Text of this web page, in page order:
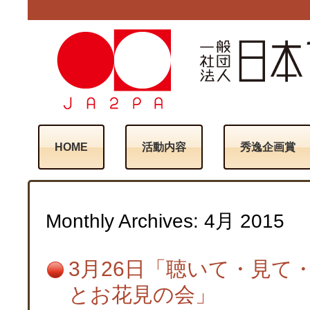
HOME 活動内容 秀逸企画賞
Monthly Archives: 4月 2015
3月26日「聴いて・見て
とお花見の会」